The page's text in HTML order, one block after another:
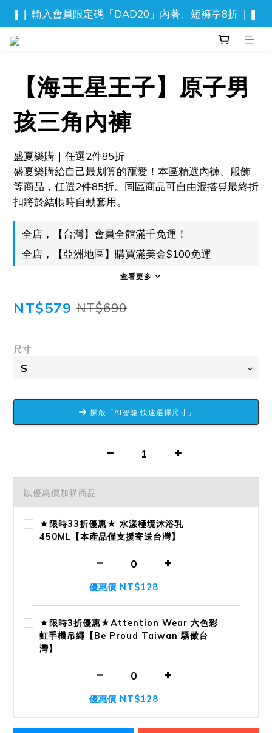
❚❘ 輸入會員限定碼「DAD20」內著、短褲享8折 ❘❚
❚❘ 輸入會員限定碼「DAD20」內著、短褲享8折 ❘❚
❚❘ 輸入會員限定碼「DAD20」內著、短褲享8折 ❘❚
【海王星王子】原子男
孩三角內褲
盛夏樂購｜任選2件85折
盛夏樂購給自己最划算的寵愛！本區精選內褲、服飾
等商品，任選2件85折。同區商品可自由混搭🛒最終折
扣將於結帳時自動套用。
全店，【台灣】會員全館滿千免運！
全店，【亞洲地區】購買滿美金$100免運
查看更多
NT$579 NT$690
尺寸
開啟「AI智能 快速選擇尺寸」
以優惠價加購商品
★限時33折優惠★ 水漾極境沐浴乳
450ML【本產品僅支援寄送台灣】
優惠價 NT$128
★限時3折優惠★Attention Wear 六色彩
虹手機吊繩【Be Proud Taiwan 驕傲台
灣】
優惠價 NT$128